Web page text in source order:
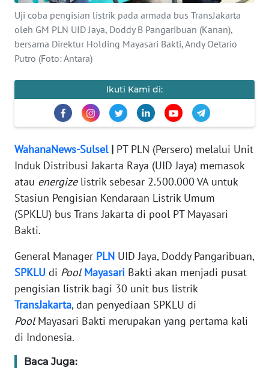
Uji coba pengisian listrik pada armada bus TransJakarta
oleh GM PLN UID Jaya, Doddy B Pangaribuan (Kanan),
bersama Direktur Holding Mayasari Bakti, Andy Oetario
Putro (Foto: Antara)
Ikuti Kami di:
WahanaNews-Sulsel| PT PLN (Persero) melalui Unit
Induk Distribusi Jakarta Raya (UID Jaya) memasok
atau energizelistrik sebesar 2.500.000 VA untuk
Stasiun Pengisian Kendaraan Listrik Umum
(SPKLU) bus Trans Jakarta di pool PT Mayasari
Bakti.
General Manager PLN UID Jaya, Doddy Pangaribuan,
SPKLU di Pool Mayasari Bakti akan menjadi pusat
pengisian listrik bagi 30 unit bus listrik
TransJakarta, dan penyediaan SPKLU di
Pool Mayasari Bakti merupakan yang pertama kali
di Indonesia.
Baca Juga:
TENTANG
KAMI
SIBER
KARIR
DISCLAIMER
Wahana
Regional
SUMUT
WN
JAKARTA